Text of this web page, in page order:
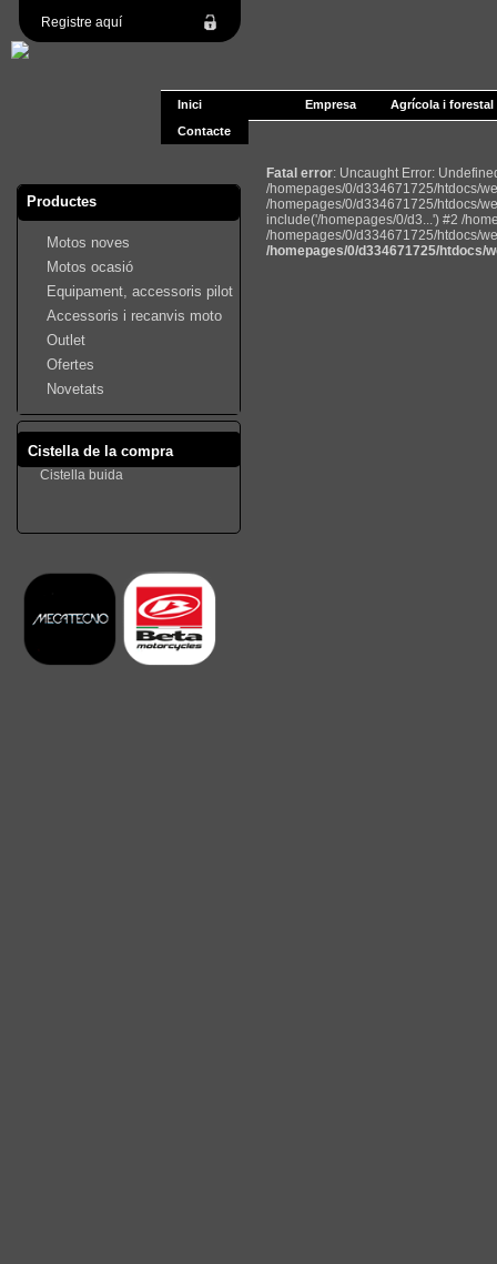
Registre aquí
Inici Empresa
Agrícola i forestal
Contacte
Productes
Motos noves
Motos ocasió
Equipament, accessoris pilot
Accessoris i recanvis moto
Outlet
Ofertes
Novetats
Cistella de la compra
Cistella buida
Fatal error: Uncaught Error:
/homepages/0/d334671725/htdocs/
/homepages/0/d334671725/htdocs/
include('/homepages/0/d3...') #2 /
/homepages/0/d334671725/htdocs/
/homepages/0/d334671725/htdocs/